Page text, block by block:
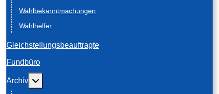
Wahlbekanntmachungen
Wahlhelfer
Gleichstellungsbeauftragte
Fundbüro
Archiv Weitere Informationen: Archiv